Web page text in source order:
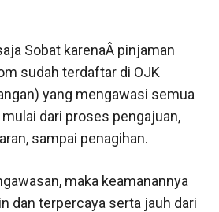
Sobat karenaÂ pinjaman
sudah terdaftar di OJK
yang mengawasi semua
dari proses pengajuan,
sampai penagihan.
maka keamanannya
dan terpercaya serta jauh dari